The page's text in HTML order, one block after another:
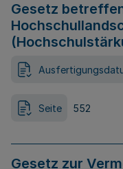
Gesetz
Seite 552
Gesetz zur